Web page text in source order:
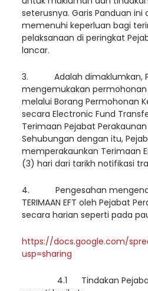
seterusnya. Garis Panduan ini
memenuhi keperluan bagi
pelaksanaan di peringkat
lancar.
3. Adalah dimaklumkan,
mengemukakan
melalui Borang Permohonan
secara Electronic Fund
Terimaan Pejabat Perakaunan
Sehubungan dengan itu,
memperakaunkan Terimaan
(3) hari dari tarikh notifikasi
4. Pengesahan mengenai
TERIMAAN EFT oleh Pejabat
secara harian seperti pada
https://docs.google.com/
usp=sharing
4.1 Tindakan Pejabat